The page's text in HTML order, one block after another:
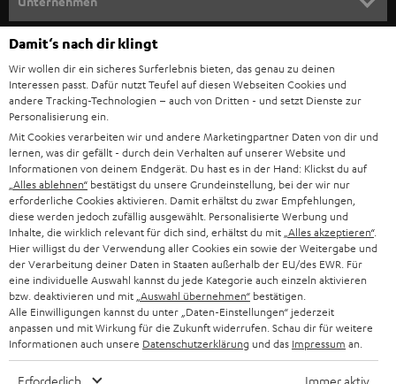
l
d
u
n
g
HEIMKINO-KOMPLETTANLAGEN
SOUNDBAR
HIFI-LAUTSPRECHER
SMART HOME
BLUETOOTH-LAUTSPRECHER
KOPFHÖRER
BLUETOOTH-KOPFHÖRER
STEREOANLAGEN
LAUTSPRECHER
SUPPORT
KARRIERE
PRESSE & MARKETING
GESCHÄFTSKUNDEN
PARTNERPROGRAMM
BLOG
NEWSLETTER
STORES
DEINE VORTEILE BEI TEUFEL
Teufel Onlineshops
DEUTSCHLAND
ÖSTERREICH
SCHWEIZ
NIEDERLANDE
BELGIEN
FRANKREICH
POLEN
Damit‘s nach dir klingt
Wir wollen dir ein sicheres Surferlebnis bieten, das genau zu deinen
Interessen passt. Dafür nutzt Teufel auf diesen Webseiten Cookies und
andere Tracking-Technologien – auch von Dritten - und setzt Dienste zur
Personalisierung ein.
Mit Cookies verarbeiten wir und andere Marketingpartner Daten von dir und
lernen, was dir gefällt - durch dein Verhalten auf unserer Website und
Informationen von deinem Endgerät. Du hast es in der Hand: Klickst du auf
„Alles ablehnen“ bestätigst du unsere Grundeinstellung, bei der wir nur
erforderliche Cookies aktivieren. Damit erhältst du zwar Empfehlungen,
diese werden jedoch zufällig ausgewählt. Personalisierte Werbung und
Inhalte, die wirklich relevant für dich sind, erhältst du mit „Alles akzeptieren“.
Hier willigst du der Verwendung aller Cookies ein sowie der Weitergabe und
der Verarbeitung deiner Daten in Staaten außerhalb der EU/des EWR. Für
eine individuelle Auswahl kannst du jede Kategorie auch einzeln aktivieren
bzw. deaktivieren und mit „Auswahl übernehmen“ bestätigen.
Alle Einwilligungen kannst du unter „Daten-Einstellungen“ jederzeit
anpassen und mit Wirkung für die Zukunft widerrufen. Schau dir für weitere
Informationen auch unsere Datenschutzerklärung und das Impressum an.
Erforderlich Immer aktiv